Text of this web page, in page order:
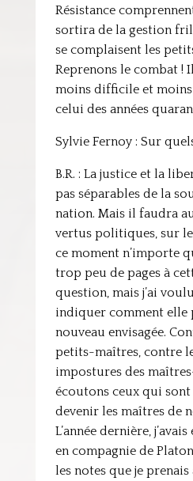
Résistance
sortira de la gestion
se complaisent les
Reprenons le combat !
moins difficile et
celui des années
Sylvie Fernoy : Sur
B.R. : La justice et la
pas séparables de la
nation. Mais il faudra
vertus politiques, sur
ce moment n’importe
trop peu de pages à
question, mais j’ai
indiquer comment elle
nouveau envisagée.
petits-maîtres, contre
impostures des
écoutons ceux qui
devenir les maîtres de
L’année dernière,
en compagnie de
les notes que je